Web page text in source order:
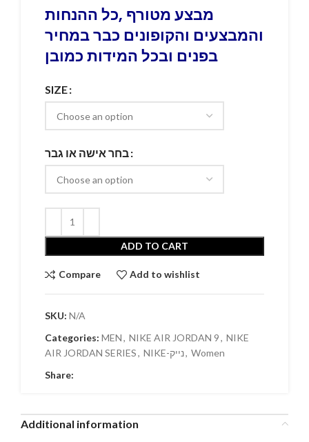
מבצע מטורף ,כל ההנחות
והמבצעים והקופונים כבר במחיר
בפנים ובכל המידות כמובן
SIZE
בחר אישה או גבר
ADD TO CART
Compare Add to wishlist
SKU: N/A
Categories: MEN, NIKE AIR JORDAN 9, NIKE
AIR JORDAN SERIES, NIKE-נייק, Women
Share:
Additional information